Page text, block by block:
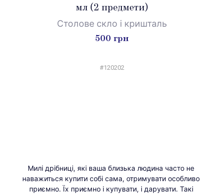
мл (2 предмети)
Столове скло і кришталь
500 грн
#120202
Милі дрібниці, які ваша близька людина часто не
наважиться купити собі сама, отримувати особливо
приємно. Їх приємно і купувати, і дарувати. Такі